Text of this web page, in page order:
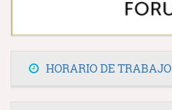
HORARIO DE TRABAJO